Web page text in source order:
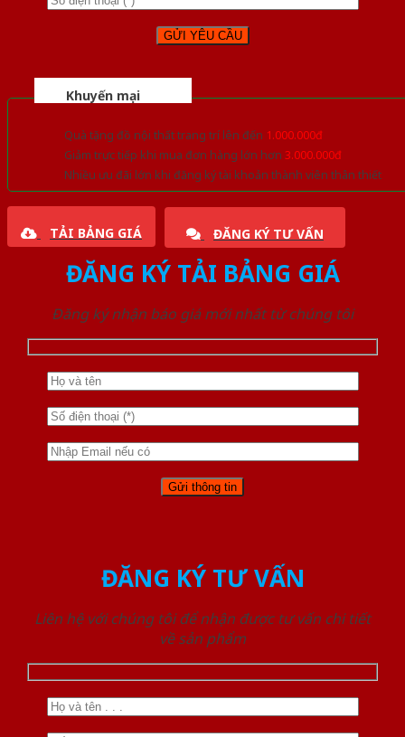
Khuyến mại
Quà tặng đồ nội thất trang trí lên đến 1.000.000đ
Giảm trực tiếp khi mua đơn hàng lớn hơn 3.000.000đ
Nhiều ưu đãi lớn khi đăng ký tài khoản thành viên thân thiết
TẢI BẢNG GIÁ ĐĂNG KÝ TƯ VẤN
ĐĂNG KÝ TẢI BẢNG GIÁ
Đăng ký nhận báo giá mới nhất từ chúng tôi
ĐĂNG KÝ TƯ VẤN
Liên hệ với chúng tôi để nhận được tư vấn chi tiết
về sản phẩm